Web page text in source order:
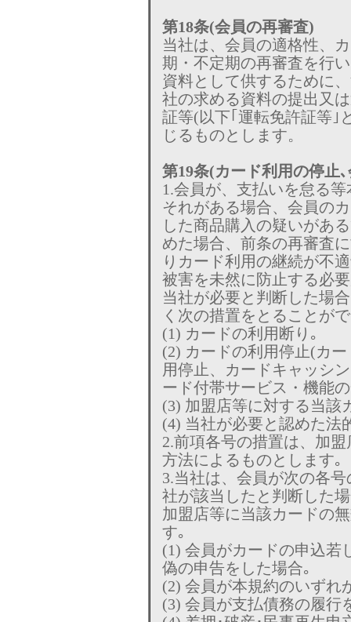
第18条(会員の再審査)
当社は、会員の適格性、
期・不定期の再審査を行
資料として供するために
社の求める資料の提出又
証等(以下｢運転免許証等｣
じるものとします。
第19条(カード利用の停止
1.会員が、支払いを怠る
それがある場合、会員の
した商品購入の疑いがあ
めた場合、前条の再審査
りカード利用の継続が不
被害を未然に防止する必
当社が必要と判断した場
く次の措置をとることが
(1) カードの利用断り｡
(2) カードの利用停止(カ
用停止、カードキャッシ
ード付帯サービス・機能
(3) 加盟店等に対する当該
(4) 当社が必要と認めた法
2.前項各号の措置は、加
方法によるものとします｡
3.当社は、会員が次の各
社が該当したと判断した
加盟店等に当該カードの
す｡
(1) 会員がカードの申込若
偽の申告をした場合｡
(2) 会員が本規約のいずれ
(3) 会員が支払債務の履行